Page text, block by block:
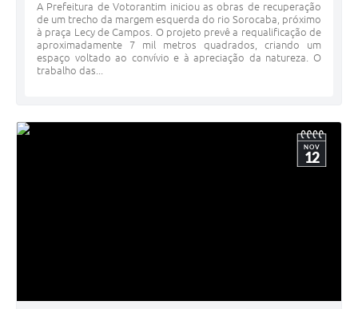
A Prefeitura de Votorantim iniciou as obras de recuperação
de um trecho da margem esquerda do rio Sorocaba, próximo
à praça Lecy de Campos. O projeto prevê a requalificação de
aproximadamente 7 mil metros quadrados, criando um
espaço voltado ao convívio e à apreciação da natureza. O
trabalho das...
NOV
12